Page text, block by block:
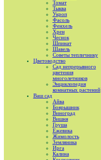
Томат
Тыква
Укроп
Фасоль
Фенхель
Хрен
Чеснок
Шпинат
Шавель
Советы тепличнику
Цветоводство
Сад непрерывного
цветения
многолетников
Энциклопедия
комнатных растений
Ваш сад
Айва
Боярышник
Виноград
Вишня
Груша
Ежевика
Жимолость
Земляника
Ирга
Калина